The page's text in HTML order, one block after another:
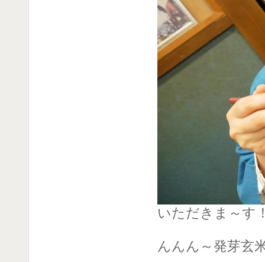
いただきま～す
んんん～発芽玄